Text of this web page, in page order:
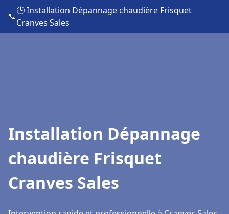
📞
🕒 Installation Dépannage chaudière Frisquet
Cranves Sales
Installation Dépannage
chaudière Frisquet
Cranves Sales